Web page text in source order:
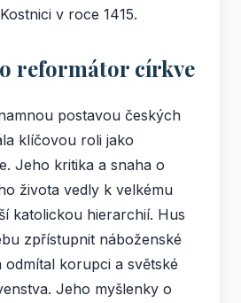
v roce 1415.
reformátor církve
postavou českých
klíčovou roli jako
Jeho kritika a snaha o
života vedly k velkému
katolickou hierarchií. Hus
zpřístupnit náboženské
korupci a světské
Jeho myšlenky o